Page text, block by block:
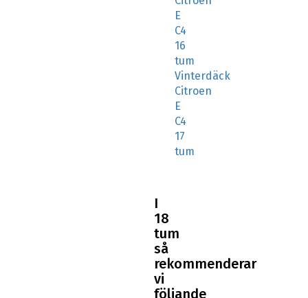
E
C4
16
tum
Vinterdäck
Citroen
E
C4
17
tum
I
18
tum
så
rekommenderar
vi
följande